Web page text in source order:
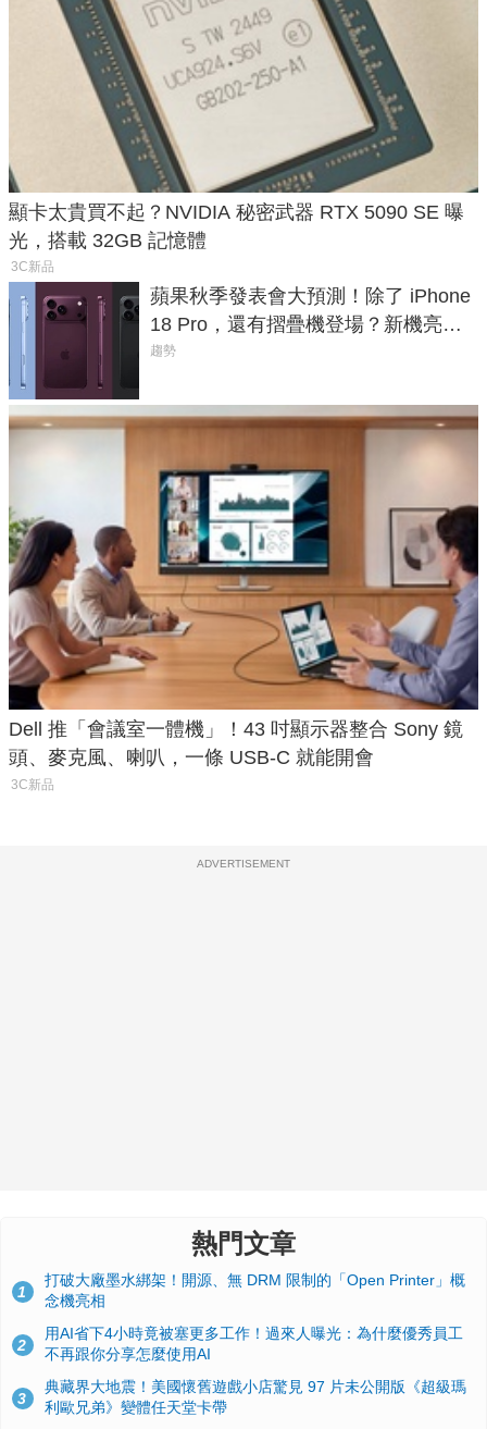
顯卡太貴買不起？NVIDIA 秘密武器 RTX 5090 SE 曝
光，搭載 32GB 記憶體
3C新品
蘋果秋季發表會大預測！除了 iPhone
18 Pro，還有摺疊機登場？新機亮點
預測一次看
趨勢
Dell 推「會議室一體機」！43 吋顯示器整合 Sony 鏡
頭、麥克風、喇叭，一條 USB-C 就能開會
3C新品
ADVERTISEMENT
熱門文章
1
打破大廠墨水綁架！開源、無 DRM 限制的「Open Printer」概
念機亮相
2
用AI省下4小時竟被塞更多工作！過來人曝光：為什麼優秀員工
不再跟你分享怎麼使用AI
3
典藏界大地震！美國懷舊遊戲小店驚見 97 片未公開版《超級瑪
利歐兄弟》變體任天堂卡帶